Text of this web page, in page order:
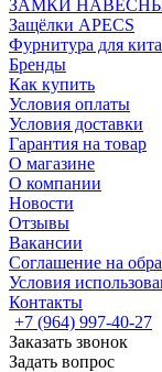
ЗАМКИ НАВЕСНЫЕ
Защёлки APECS
Фурнитура для
Бренды
Как купить
Условия оплаты
Условия доставки
Гарантия на товар
О магазине
О компании
Новости
Отзывы
Вакансии
Соглашение на
Условия
Контакты
+7 (964) 997-40-27
Заказать звонок
Задать вопрос